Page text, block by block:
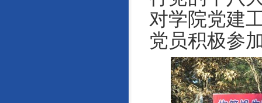
对学院党建
党员积极参